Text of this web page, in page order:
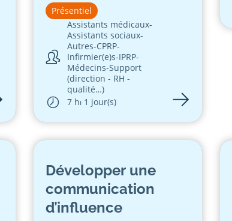
Présentiel
Assistants médicaux-
Assistants sociaux-
Autres-CPRP-
Infirmier(e)s-IPRP-
Médecins-Support
(direction - RH -
qualité…)
7 h⏐ 1 jour(s)
Développer une
communication
d’influence